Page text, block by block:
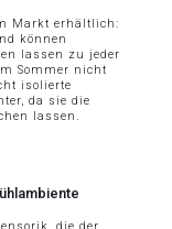
Markt erhältlich:
können
lassen zu jeder
Sommer nicht
isolierte
da sie die
lassen.
die der